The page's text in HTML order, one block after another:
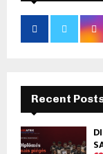
Recent